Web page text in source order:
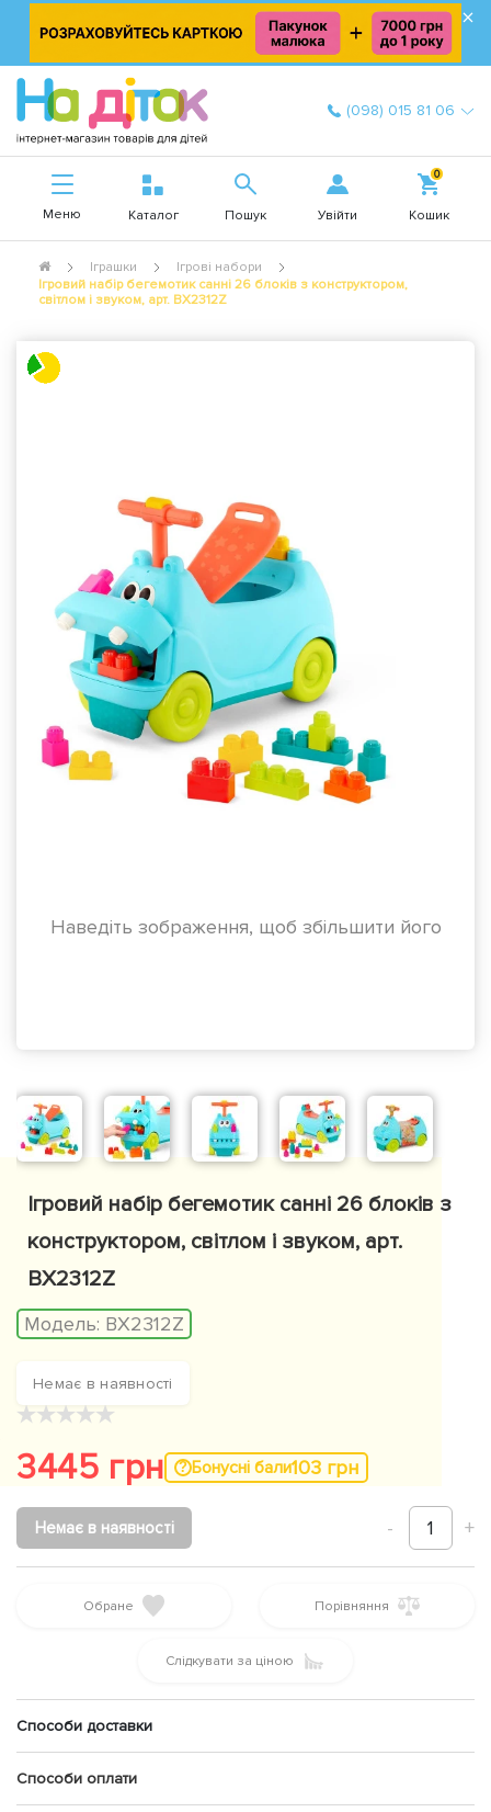
×
(098) 015 81 06
Меню Каталог Пошук Увійти
0
Кошик
Іграшки
Ігрові набори
Ігровий набір бегемотик санні 26 блоків з конструктором,
світлом і звуком, арт. BX2312Z
Наведіть зображення, щоб збільшити його
Ігровий набір бегемотик санні 26 блоків з
конструктором, світлом і звуком, арт.
BX2312Z
Модель: BX2312Z
Немає в наявності
★★★★★
3445 грн Бонусні бали103 грн
- 1 +
Немає в наявності
Обране Порівняння
Слідкувати за ціною
Способи доставки
Способи оплати